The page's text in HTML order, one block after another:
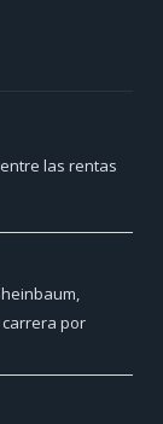
las rentas
por